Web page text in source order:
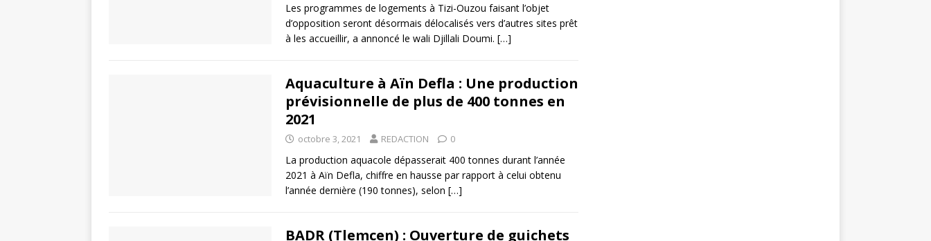
Les programmes de logements à Tizi-Ouzou faisant l’objet
d’opposition seront désormais délocalisés vers d’autres sites prêt
à les accueillir, a annoncé le wali Djillali Doumi. […]
Aquaculture à Aïn Defla : Une production
prévisionnelle de plus de 400 tonnes en
2021
octobre 3, 2021 REDACTION 0
La production aquacole dépasserait 400 tonnes durant l’année
2021 à Aïn Defla, chiffre en hausse par rapport à celui obtenu
l’année dernière (190 tonnes), selon […]
BADR (Tlemcen) : Ouverture de guichets